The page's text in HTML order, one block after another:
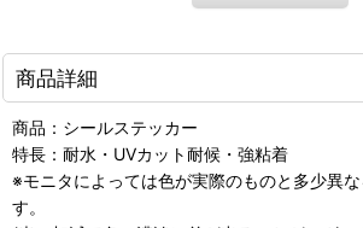
商品詳細
商品：シールステッカー
特長：耐水・UVカット耐候・強粘着
※モニタによっては色が実際のものと多少異
す。